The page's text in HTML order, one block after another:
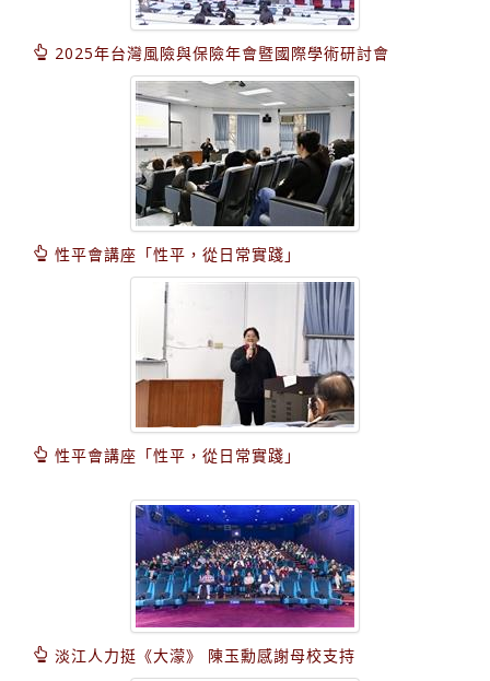
2025年台灣風險與保險年會暨國際學術研討會
性平會講座「性平，從日常實踐」
性平會講座「性平，從日常實踐」
淡江人力挺《大濛》 陳玉勳感謝母校支持